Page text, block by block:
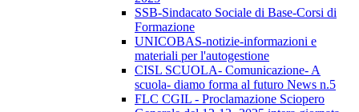
SSB-Sindacato Sociale di Base-Corsi di
Formazione
UNICOBAS-notizie-informazioni e
materiali per l'autogestione
CISL SCUOLA- Comunicazione- A
scuola- diamo forma al futuro News n.5
FLC CGIL - Proclamazione Sciopero